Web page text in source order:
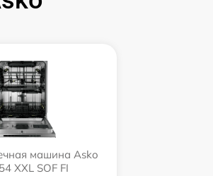
машина Asko
XXL SOF FI